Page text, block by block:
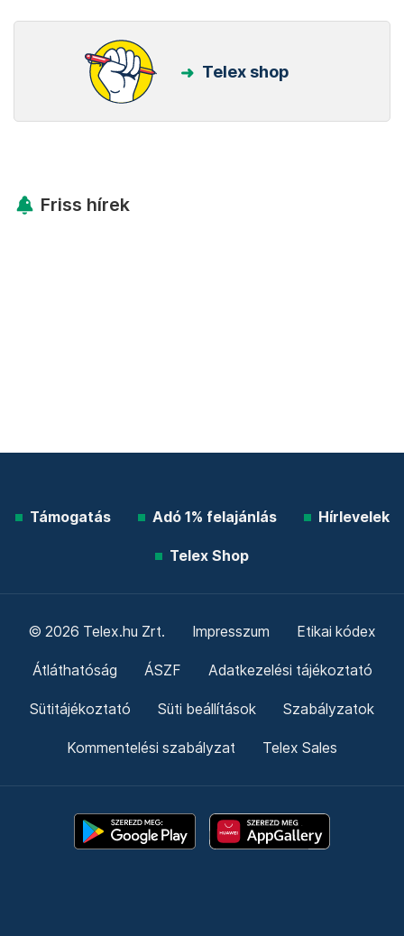
Telex shop
Friss hírek
Támogatás Adó 1% felajánlás Hírlevelek
Telex Shop
© 2026 Telex.hu Zrt. Impresszum Etikai kódex
Átláthatóság ÁSZF Adatkezelési tájékoztató
Sütitájékoztató Süti beállítások Szabályzatok
Kommentelési szabályzat Telex Sales